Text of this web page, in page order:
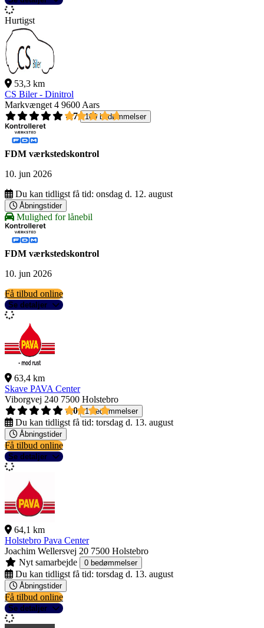
Hurtigst
53,3 km
CS Biler - Dinitrol
Markvænget 4 9600 Aars
4,7
109 bedømmelser
FDM værkstedskontrol
10. jun 2026
Du kan tidligst få tid: onsdag d. 12. august
Åbningstider
Mulighed for lånebil
FDM værkstedskontrol
10. jun 2026
Få tilbud online
Se detaljer
63,4 km
Skave PAVA Center
Viborgvej 240 7500 Holstebro
4,0
1 bedømmelser
Du kan tidligst få tid: torsdag d. 13. august
Åbningstider
Få tilbud online
Se detaljer
64,1 km
Holstebro Pava Center
Joachim Wellersvej 20 7500 Holstebro
Nyt samarbejde
0 bedømmelser
Du kan tidligst få tid: torsdag d. 13. august
Åbningstider
Få tilbud online
Se detaljer